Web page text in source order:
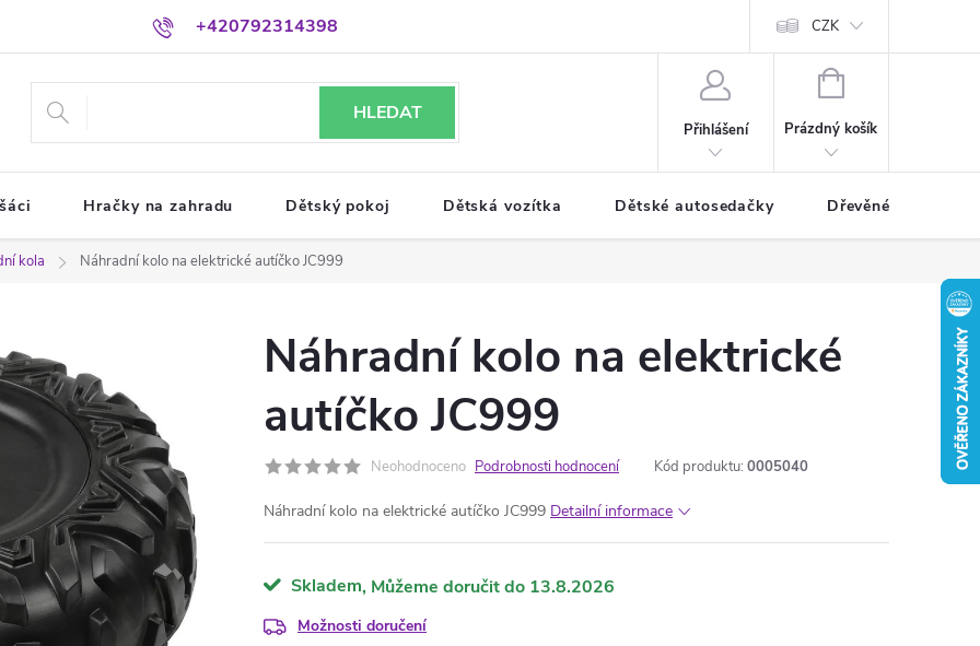
+420792314398 CZK
HLEDAT
Přihlášení
NÁKUPNÍ
Prázdný košík
Hračky na zahradu Dětský pokoj Dětská vozítka Dětské autosedačky Dřevěné hračky
kola Náhradní kolo na elektrické autíčko JC999
Náhradní kolo na elektrické
autíčko JC999
Neohodnoceno Podrobnosti hodnocení Kód produktu: 0005040
Náhradní kolo na elektrické autíčko JC999 Detailní informace
Skladem 13.8.2026
Možnosti doručení